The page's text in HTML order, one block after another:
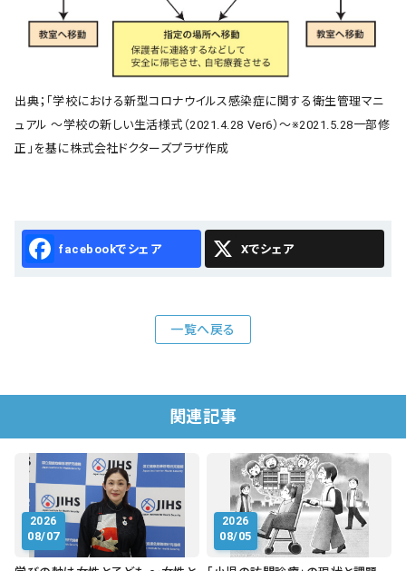
出典；「学校における新型コロナウイルス感染症に関する衛生管理マニ
ュアル ～学校の新しい生活様式（2021.4.28 Ver6）～※2021.5.28一部修
正」を基に株式会社ドクターズプラザ作成
Facebook X
一覧へ戻る
関連記事
2026
08/07
2026
08/05